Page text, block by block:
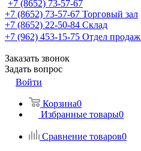
+7 (8652) 73-57-67
+7 (8652) 73-57-67 Торговый зал
+7 (8652) 22-50-84 Склад
+7 (962) 453-15-75 Отдел продаж
Заказать звонок
Задать вопрос
Войти
Корзина0
Избранные товары0
Сравнение товаров0